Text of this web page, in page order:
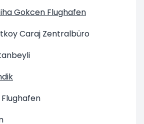
Gokcen Flughafen
Caraj Zentralbüro